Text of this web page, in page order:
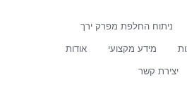
ניתוח החלפת מפרק ירך
מידע מקצועי אודות
יצירת קשר